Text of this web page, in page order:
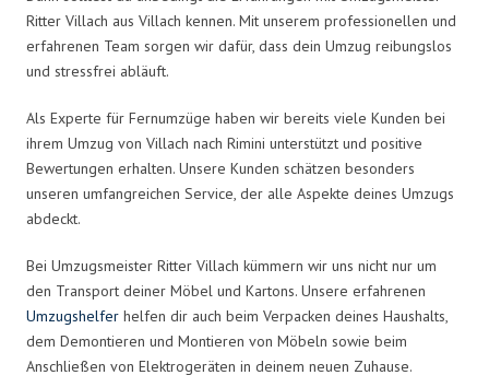
Ritter Villach aus Villach kennen. Mit unserem professionellen und
erfahrenen Team sorgen wir dafür, dass dein Umzug reibungslos
und stressfrei abläuft.
Als Experte für Fernumzüge haben wir bereits viele Kunden bei
ihrem Umzug von Villach nach Rimini unterstützt und positive
Bewertungen erhalten. Unsere Kunden schätzen besonders
unseren umfangreichen Service, der alle Aspekte deines Umzugs
abdeckt.
Bei Umzugsmeister Ritter Villach kümmern wir uns nicht nur um
den Transport deiner Möbel und Kartons. Unsere erfahrenen
Umzugshelfer helfen dir auch beim Verpacken deines Haushalts,
dem Demontieren und Montieren von Möbeln sowie beim
Anschließen von Elektrogeräten in deinem neuen Zuhause.